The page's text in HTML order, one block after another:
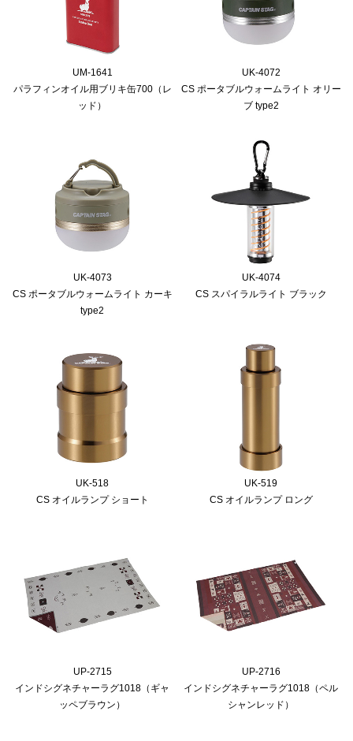
UM-1641
パラフィンオイル用ブリキ缶700（レ
ッド）
UK-4072
CS ポータブルウォームライト オリー
ブ type2
UK-4073
CS ポータブルウォームライト カーキ
type2
UK-4074
CS スパイラルライト ブラック
UK-518
CS オイルランプ ショート
UK-519
CS オイルランプ ロング
UP-2715
インドシグネチャーラグ1018（ギャ
ッペブラウン）
UP-2716
インドシグネチャーラグ1018（ペル
シャンレッド）